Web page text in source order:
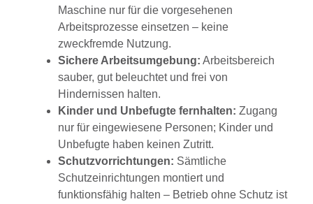
Maschine nur für die vorgesehenen
Arbeitsprozesse einsetzen – keine
zweckfremde Nutzung.
Sichere Arbeitsumgebung: Arbeitsbereich
sauber, gut beleuchtet und frei von
Hindernissen halten.
Kinder und Unbefugte fernhalten: Zugang
nur für eingewiesene Personen; Kinder und
Unbefugte haben keinen Zutritt.
Schutzvorrichtungen: Sämtliche
Schutzeinrichtungen montiert und
funktionsfähig halten – Betrieb ohne Schutz ist